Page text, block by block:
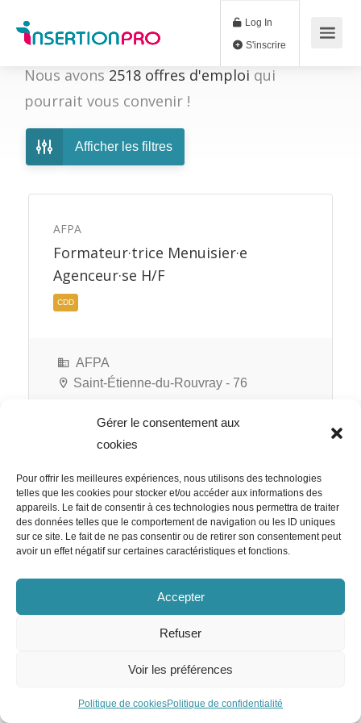
Gérer le consentement aux
cookies
Pour offrir les meilleures expériences, nous utilisons des technologies
telles que les cookies pour stocker et/ou accéder aux informations des
appareils. Le fait de consentir à ces technologies nous permettra de traiter
des données telles que le comportement de navigation ou les ID uniques
sur ce site. Le fait de ne pas consentir ou de retirer son consentement peut
avoir un effet négatif sur certaines caractéristiques et fonctions.
Accepter
Refuser
Voir les préférences
Politique de cookiesPolitique de confidentialité
Log In
Nous avons 2518 offres d'emploi qui
pourrait vous convenir !
Afficher les filtres
AFPA
Formateur·trice Menuisier·e
Agenceur·se H/F
CDD
AFPA
Saint-Étienne-du-Rouvray - 76
Responsable RH Appels d’Offre
H/F
RATP Cap Île-de-France
Team Emploi